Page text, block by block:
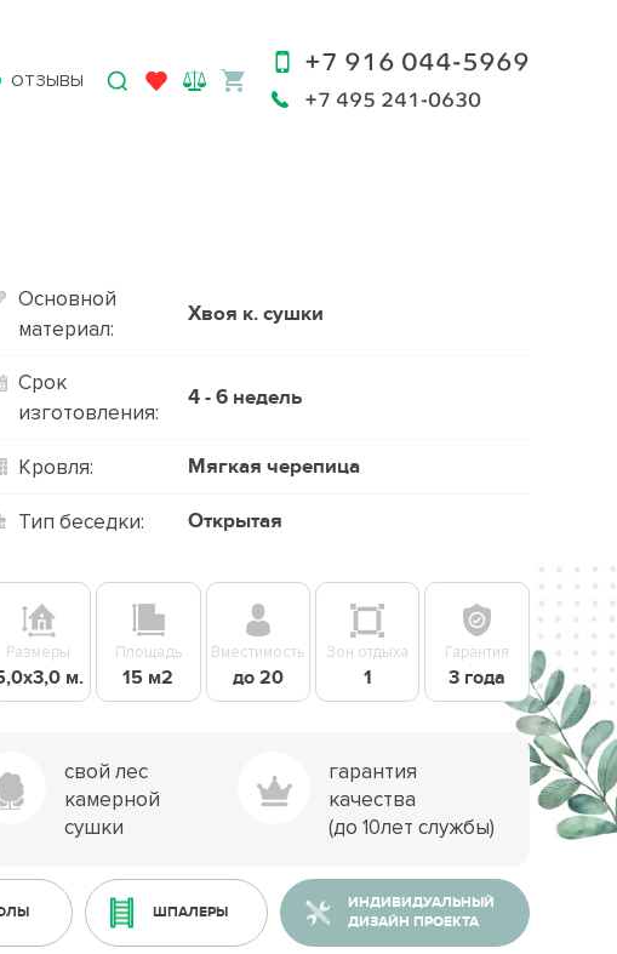
ОТЗЫВЫ
+7 916 044-5969
+7 495 241-0630
Основной
материал:
Хвоя к. сушки
Срок
изготовления:
4 - 6 недель
Кровля: Мягкая черепица
Тип беседки: Открытая
Размеры
м.
Площадь
15 м2
Вместимость
до 20
Зон отдыха
1
Гарантия
3 года
свой лес
камерной
сушки
гарантия
качества
(до 10лет службы)
ШПАЛЕРЫ
ИНДИВИДУАЛЬНЫЙ
ДИЗАЙН ПРОЕКТА